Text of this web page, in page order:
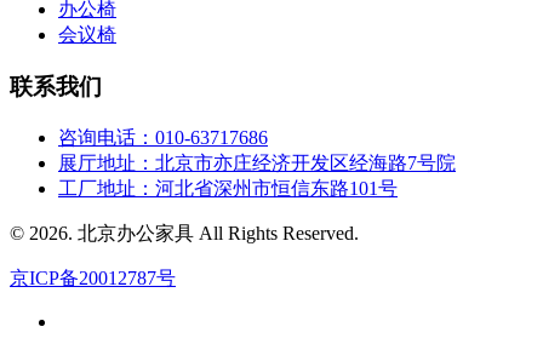
办公椅
会议椅
联系我们
咨询电话：010-63717686
展厅地址：北京市亦庄经济开发区经海路7号院
工厂地址：河北省深州市恒信东路101号
© 2026. 北京办公家具 All Rights Reserved.
京ICP备20012787号